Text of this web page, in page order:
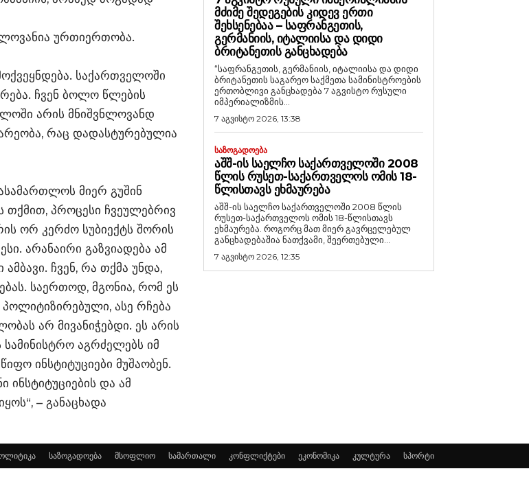
ურთიერთობა.
საქართველოში
ჩვენ ბოლო წლების
არის მნიშვნლოვანდ
რაც დადასტურებულია
მიერ გუშინ
თქმით, პროცესი ჩვეულებრივ
ორ კერძო სუბიექტს შორის
არანაირი გაზვიადება ამ
ჩვენ, რა თქმა უნდა,
საერთოდ, მგონია, რომ ეს
ასე რჩება
არ მივანიჭებდი. ეს არის
აგრძელებს იმ
ინსტიტუციები მუშაობენ.
ინსტიტუციების და ამ
– განაცხადა
ᲛᲫᲘᲛᲔ ᲨᲔᲓᲔᲒᲔᲑᲘᲡ ᲙᲘᲓᲔᲕ ᲔᲠᲗᲘ
ᲨᲔᲮᲡᲔᲜᲔᲑᲐᲐ – ᲡᲐᲤᲠᲐᲜᲒᲔᲗᲘᲡ,
ᲒᲔᲠᲛᲐᲜᲘᲘᲡ, ᲘᲢᲐᲚᲘᲘᲡᲐ ᲓᲐ ᲓᲘᲓᲘ
ᲑᲠᲘᲢᲐᲜᲔᲗᲘᲡ ᲒᲐᲜᲪᲮᲐᲓᲔᲑᲐ
“საფრანგეთის, გერმანიის, იტალიისა და დიდი
ბრიტანეთის საგარეო საქმეთა სამინისტროების
ერთობლივი განცხადება 7 აგვისტო რუსული
იმპერიალიზმის...
7 აგვისტო 2026, 13:38
ᲡᲐᲖᲝᲒᲐᲓᲝᲔᲑᲐ
ᲐᲨᲨ-ᲘᲡ ᲡᲐᲔᲚᲩᲝ ᲡᲐᲥᲐᲠᲗᲕᲔᲚᲝᲨᲘ 2008
ᲬᲚᲘᲡ ᲠᲣᲡᲔᲗ-ᲡᲐᲥᲐᲠᲗᲕᲔᲚᲝᲡ ᲝᲛᲘᲡ 18-
ᲬᲚᲘᲡᲗᲐᲕᲡ ᲔᲮᲛᲐᲣᲠᲔᲑᲐ
აშშ-ის საელჩო საქართველოში 2008 წლის
რუსეთ-საქართველოს ომის 18-წლისთავს
ეხმაურება. როგორც მათ მიერ გავრცელებულ
განცხადებაშია ნათქვამი, შეერთებული...
7 აგვისტო 2026, 12:35
საზოგადოება მსოფლიო სამართალი კონფლიქტები ეკონომიკა კულტურა სპორტი